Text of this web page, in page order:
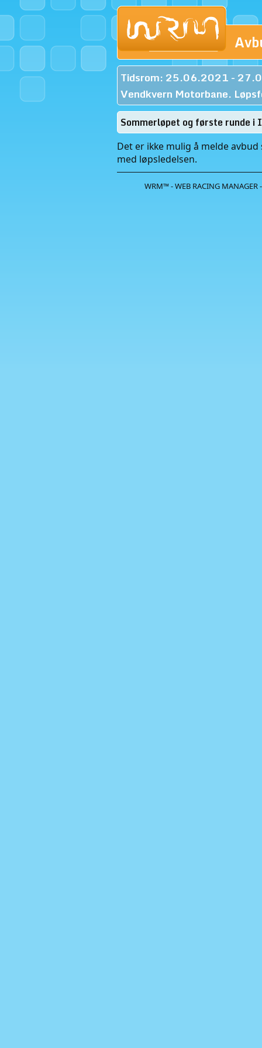
Tidsrom: 25.06.2021 -
Vendkvern Motorbane.
Sommerløpet og første runde i
Det er ikke mulig å melde
med løpsledelsen.
WRM™ - WEB RACING MANAGER